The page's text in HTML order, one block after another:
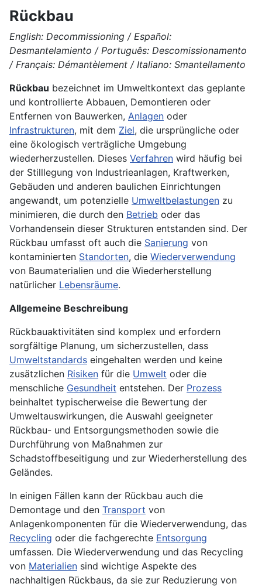
Rückbau
English: Decommissioning / Español:
Desmantelamiento / Português: Descomissionamento
/ Français: Démantèlement / Italiano: Smantellamento
Rückbau bezeichnet im Umweltkontext das geplante
und kontrollierte Abbauen, Demontieren oder
Entfernen von Bauwerken, Anlagen oder
Infrastrukturen, mit dem Ziel, die ursprüngliche oder
eine ökologisch verträgliche Umgebung
wiederherzustellen. Dieses Verfahren wird häufig bei
der Stilllegung von Industrieanlagen, Kraftwerken,
Gebäuden und anderen baulichen Einrichtungen
angewandt, um potenzielle Umweltbelastungen zu
minimieren, die durch den Betrieb oder das
Vorhandensein dieser Strukturen entstanden sind. Der
Rückbau umfasst oft auch die Sanierung von
kontaminierten Standorten, die Wiederverwendung
von Baumaterialien und die Wiederherstellung
natürlicher Lebensräume.
Allgemeine Beschreibung
Rückbauaktivitäten sind komplex und erfordern
sorgfältige Planung, um sicherzustellen, dass
Umweltstandards eingehalten werden und keine
zusätzlichen Risiken für die Umwelt oder die
menschliche Gesundheit entstehen. Der Prozess
beinhaltet typischerweise die Bewertung der
Umweltauswirkungen, die Auswahl geeigneter
Rückbau- und Entsorgungsmethoden sowie die
Durchführung von Maßnahmen zur
Schadstoffbeseitigung und zur Wiederherstellung des
Geländes.
In einigen Fällen kann der Rückbau auch die
Demontage und den Transport von
Anlagenkomponenten für die Wiederverwendung, das
Recycling oder die fachgerechte Entsorgung
umfassen. Die Wiederverwendung und das Recycling
von Materialien sind wichtige Aspekte des
nachhaltigen Rückbaus, da sie zur Reduzierung von